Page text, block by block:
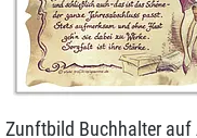
Zunftbild Buchhalter